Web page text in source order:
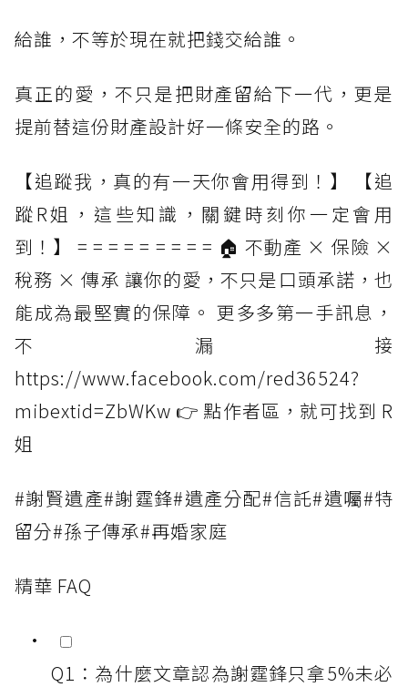
給誰，不等於現在就把錢交給誰。
真正的愛，不只是把財產留給下一代，更是
提前替這份財產設計好一條安全的路。
【追蹤我，真的有一天你會用得到！】 【追
蹤R姐，這些知識，關鍵時刻你一定會用
到！】 = = = = = = = = = 🏠 不動產 × 保險 ×
稅務 × 傳承 讓你的愛，不只是口頭承諾，也
能成為最堅實的保障。 更多多第一手訊息，
不漏接
https://www.facebook.com/red36524?
mibextid=ZbWKw 👉 點作者區，就可找到 R
姐
#謝賢遺產#謝霆鋒#遺產分配#信託#遺囑#特
留分#孫子傳承#再婚家庭
精華 FAQ
Q1：為什麼文章認為謝霆鋒只拿5%未必